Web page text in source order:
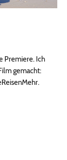
Premiere. Ich
gemacht: